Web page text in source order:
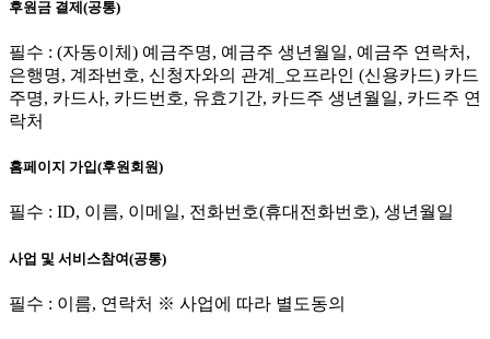
후원금 결제(공통)
필수 : (자동이체) 예금주명, 예금주 생년월일, 예금주 연락처,
은행명, 계좌번호, 신청자와의 관계_오프라인 (신용카드) 카드
주명, 카드사, 카드번호, 유효기간, 카드주 생년월일, 카드주 연
락처
홈페이지 가입(후원회원)
필수 : ID, 이름, 이메일, 전화번호(휴대전화번호), 생년월일
사업 및 서비스참여(공통)
필수 : 이름, 연락처 ※ 사업에 따라 별도동의